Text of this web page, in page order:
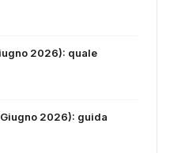
2026): quale
2026): guida